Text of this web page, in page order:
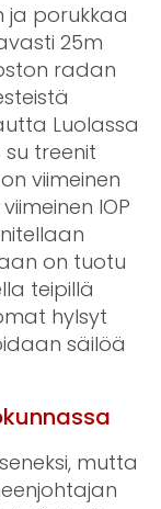
ja porukkaa
25m
radan
Luolassa
su treenit
viimeinen
IOP
on tuotu
teipillä
hylsyt
säilöä
mutta